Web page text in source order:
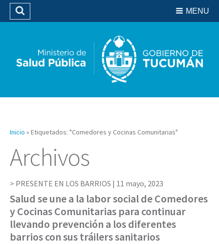
Biblioteca
MENU
Buscar
Inicio » Etiquetados: "Comedores y Cocinas Comunitarias"
Archivos
PRESENTE EN LOS BARRIOS | 11 mayo, 2023
Salud se une a la labor social de Comedores
y Cocinas Comunitarias para continuar
llevando prevención a los diferentes
barrios con sus tráilers sanitarios